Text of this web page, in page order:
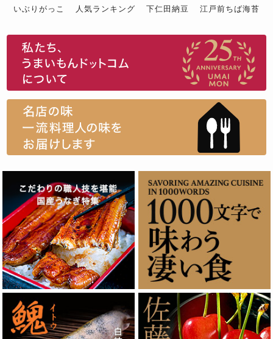
いぶりがっこ
人気ランキング 下仁田納豆
江戸前ちば海苔